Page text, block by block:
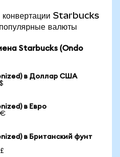
конвертации Starbucks
валюты
Starbucks (Ondo
в Доллар США
в Евро
€
в Британский фунт